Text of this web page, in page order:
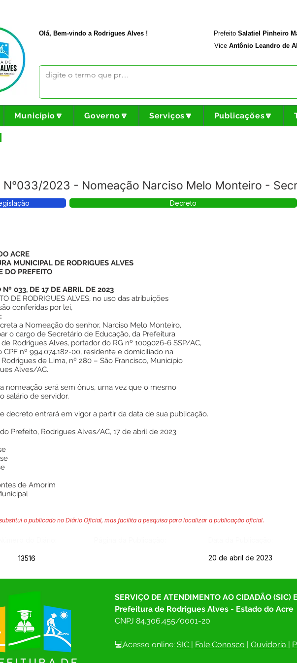
Olá, Bem-vindo a Rodrigues Alves ! Prefeito Salatiel Pinheiro
Vice Antônio Leandro de
Município🔽 Governo🔽 Serviços🔽 Publicações🔽
N°033/2023 - Nomeação Narciso Melo Monteiro -
Decreto
ACRE
MUNICIPAL DE RODRIGUES ALVES
DO PREFEITO
Nº 033, DE 17 DE ABRIL DE 2023
DE RODRIGUES ALVES, no uso das atribuições
conferidas por lei,
a Nomeação do senhor, Narciso Melo Monteiro,
o cargo de Secretário de Educação, da Prefeitura
Rodrigues Alves, portador do RG nº 1009026-6 SSP/AC,
CPF nº 994.074.182-00, residente e domiciliado na
Rodrigues de Lima, nº 280 – São Francisco, Município
Alves/AC.
nomeação será sem ônus, uma vez que o mesmo
salário de servidor.
decreto entrará em vigor a partir da data de sua publicação.
Prefeito, Rodrigues Alves/AC, 17 de abril de 2023
de Amorim
o publicado no Diário Oficial, mas facilita a pesquisa para localizar a publicação oficial.
13516 20 de abril de 2023
SERVIÇO DE ATENDIMENTO AO CIDADÃO (SIC)
Prefeitura de Rodrigues Alves - Estado do Acre
CNPJ 84.306.455/0001-20
💻Acesso online: SIC | Fale Conosco | Ouvidoria |